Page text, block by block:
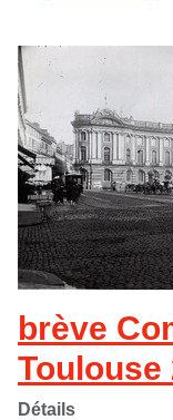
brève
Toulouse
Détails